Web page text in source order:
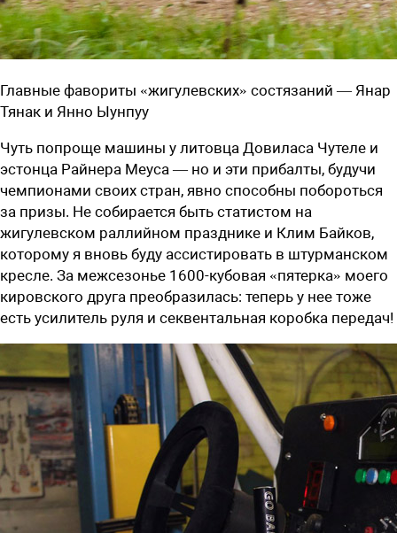
Главные фавориты «жигулевских» состязаний — Янар
Тянак и Янно Ыунпуу
Чуть попроще машины у литовца Довиласа Чутеле и
эстонца Райнера Меуса — но и эти прибалты, будучи
чемпионами своих стран, явно способны побороться
за призы. Не собирается быть статистом на
жигулевском раллийном празднике и Клим Байков,
которому я вновь буду ассистировать в штурманском
кресле. За межсезонье 1600-кубовая «пятерка» моего
кировского друга преобразилась: теперь у нее тоже
есть усилитель руля и секвентальная коробка передач!